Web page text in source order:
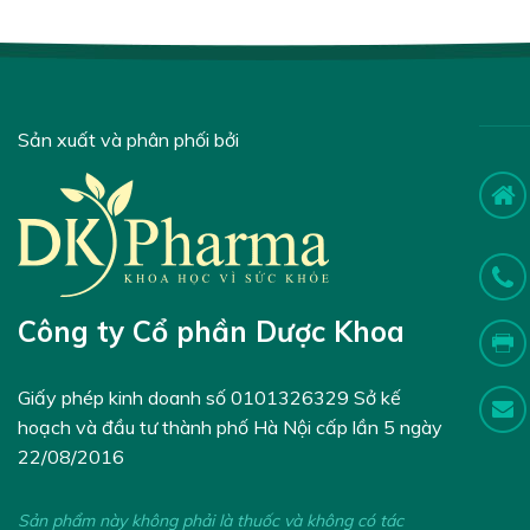
Sản xuất và phân phối bởi
Công ty Cổ phần Dược Khoa
Giấy phép kinh doanh số 0101326329 Sở kế
hoạch và đầu tư thành phố Hà Nội cấp lần 5 ngày
22/08/2016
Sản phẩm này không phải là thuốc và không có tác